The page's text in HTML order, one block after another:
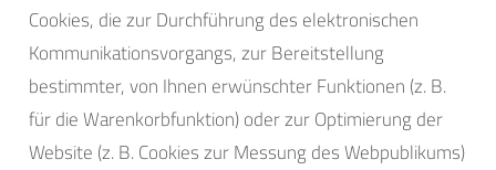
Cookies, die zur Durchführung des elektronischen
Kommunikationsvorgangs, zur Bereitstellung
bestimmter, von Ihnen erwünschter Funktionen (z. B.
für die Warenkorbfunktion) oder zur Optimierung der
Website (z. B. Cookies zur Messung des Webpublikums)